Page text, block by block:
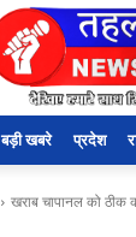
बड़ी खबरे प्रदेश
खराब चापानल को